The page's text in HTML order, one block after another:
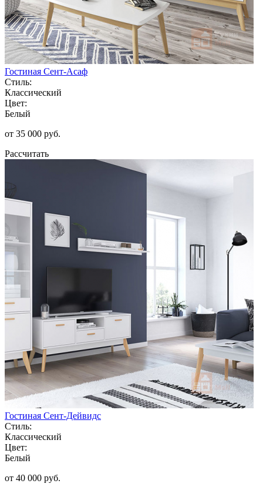
Гостиная Сент-Асаф
Стиль:
Классический
Цвет:
Белый
от 35 000 руб.
Рассчитать
Гостиная Сент-Дейвидс
Стиль:
Классический
Цвет:
Белый
от 40 000 руб.